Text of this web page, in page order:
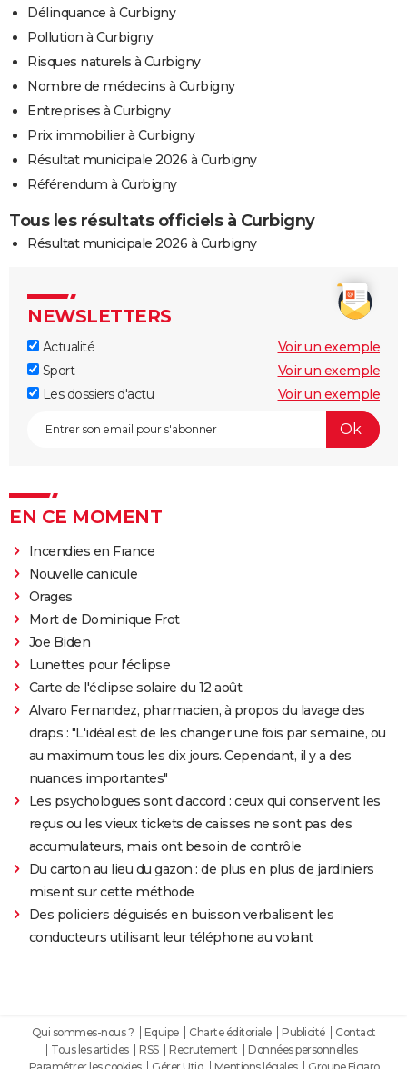
Délinquance à Curbigny
Pollution à Curbigny
Risques naturels à Curbigny
Nombre de médecins à Curbigny
Entreprises à Curbigny
Prix immobilier à Curbigny
Résultat municipale 2026 à Curbigny
Référendum à Curbigny
Tous les résultats officiels à Curbigny
Résultat municipale 2026 à Curbigny
NEWSLETTERS
Actualité
Voir un exemple
Sport
Voir un exemple
Les dossiers d'actu
Voir un exemple
EN CE MOMENT
Incendies en France
Nouvelle canicule
Orages
Mort de Dominique Frot
Joe Biden
Lunettes pour l'éclipse
Carte de l'éclipse solaire du 12 août
Alvaro Fernandez, pharmacien, à propos du lavage des
draps : "L'idéal est de les changer une fois par semaine, ou
au maximum tous les dix jours. Cependant, il y a des
nuances importantes"
Les psychologues sont d'accord : ceux qui conservent les
reçus ou les vieux tickets de caisses ne sont pas des
accumulateurs, mais ont besoin de contrôle
Du carton au lieu du gazon : de plus en plus de jardiniers
misent sur cette méthode
Des policiers déguisés en buisson verbalisent les
conducteurs utilisant leur téléphone au volant
Qui sommes-nous ? Equipe Charte éditoriale Publicité
Contact
Tous les articles
RSS Recrutement
Données personnelles